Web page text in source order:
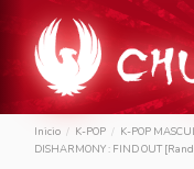
Inicio K-POP K-POP
DISHARMONY : FIND OUT